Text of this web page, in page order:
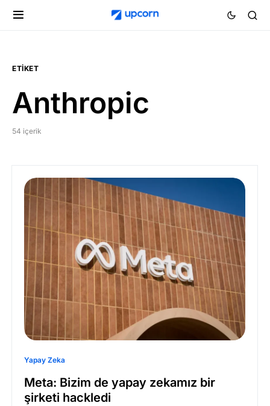
ETIKET
Anthropic
54 içerik
Yapay Zeka
Meta: Bizim de yapay zekamız bir
şirketi hackledi